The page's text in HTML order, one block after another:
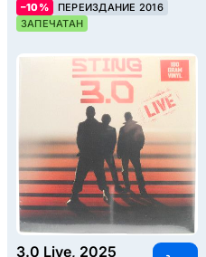
–10%
ПЕРЕИЗДАНИЕ 2016
ЗАПЕЧАТАН
3.0 Live, 2025